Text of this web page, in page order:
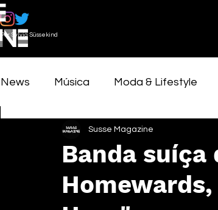
Por Sylvia Süssekind
News Música Moda & Lifestyle
Banda
Susse Magazine